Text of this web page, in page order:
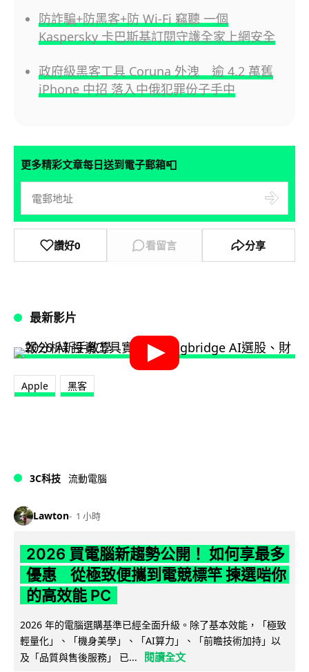
防詐騙+防黑客+防 Wi-Fi 竊聽 一個
Kaspersky 卡巴斯基訂閱守護全家上網安全
政府級黑客工具 Coruna 外洩 逾 4.2 萬舊
iPhone 中招 落入中俄犯罪份子手中
更多精彩文章每日送到電子郵箱📮
讚好0 看留言 分享
最新影片
Apple 黑客
3C科技 流動電腦
Lawton 1 小時
2026 買電腦新趨勢公開！ 如何享最多
優惠 從極致便攜到電競標竿 揀選啱你
的高效能 PC
2026 年的電腦選購基準已經全面升級。除了基本效能，「極致
輕量化」、「機身美學」、「AI算力」、「前瞻技術加持」以
及「品質與售後服務」 已...
閱讀全文